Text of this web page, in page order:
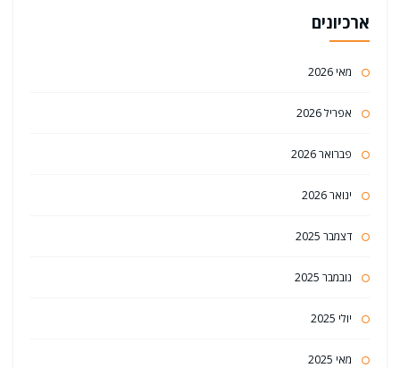
ארכיונים
מאי 2026
אפריל 2026
פברואר 2026
ינואר 2026
דצמבר 2025
נובמבר 2025
יולי 2025
מאי 2025